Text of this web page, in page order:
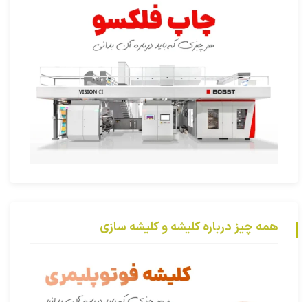
همه چیز درباره کلیشه و کلیشه سازی